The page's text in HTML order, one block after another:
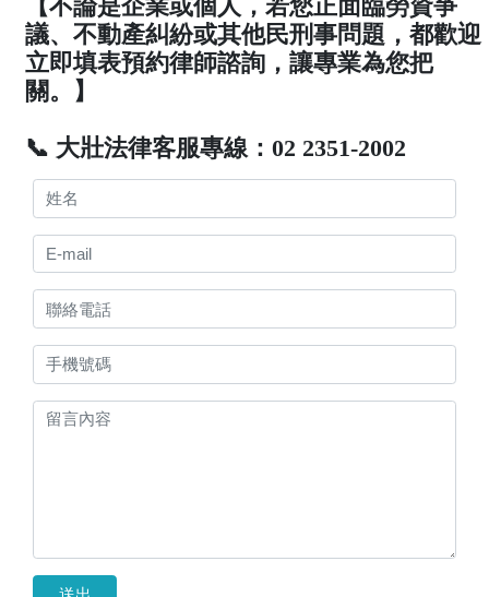
【不論是企業或個人，若您正面臨勞資爭
議、不動產糾紛或其他民刑事問題，都歡迎
立即填表預約律師諮詢，讓專業為您把
關。】
📞 大壯法律客服專線：02 2351-2002